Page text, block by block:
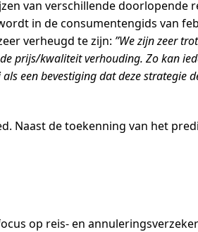
van verschillende doorlopende
in de consumentengids van
verheugd te zijn: ’’We zijn zeer
prijs/kwaliteit verhouding. Zo kan
een bevestiging dat deze strategie
Naast de toekenning van het
op reis- en